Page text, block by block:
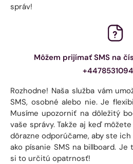
správ!
Môžem prijímať SMS na
Rozhodne! Naša služba vám
SMS, osobné alebo nie. Je
Musíme upozorniť na dôležitý
vaše správy. Takže aj keď
dôrazne odporúčame, aby ste
ako písanie SMS na billboard. Je
si to určitú opatrnosť!